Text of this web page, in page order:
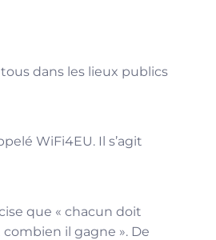
dans les lieux publics
WiFi4EU. Il s’agit
que « chacun doit
il gagne ». De